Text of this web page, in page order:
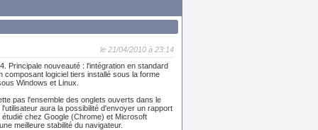
le 21/04/2010 à 23:14
Principale nouveauté : l'intégration en standard
composant logiciel tiers installé sous la forme
Windows et Linux.
pas l'ensemble des onglets ouverts dans le
aura la possibilité d'envoyer un rapport
chez Google (Chrome) et Microsoft
meilleure stabilité du navigateur.